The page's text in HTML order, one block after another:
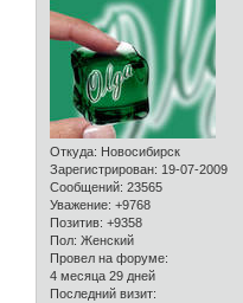
Откуда: Новосибирск
Зарегистрирован: 19-07-2009
Сообщений: 23565
Уважение: +9768
Позитив: +9358
Пол: Женский
Провел на форуме:
4 месяца 29 дней
Последний визит: